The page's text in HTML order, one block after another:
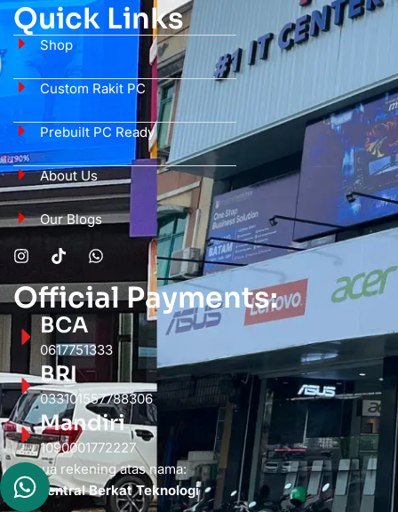
Quick Links
Shop
Custom Rakit PC
Prebuilt PC Ready
About Us
Our Blogs
Official Payments:
BCA
0617751333
BRI
033101557788306
Mandiri
1090001772227
Semua rekening atas nama:
PT. Sentral Berkat Teknologi